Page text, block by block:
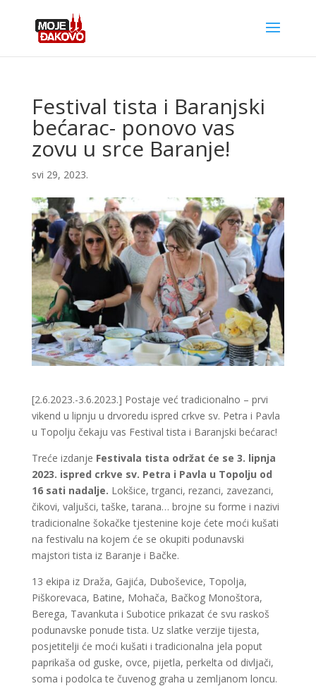
Festival tista i Baranjski
bećarac- ponovo vas
zovu u srce Baranje!
svi 29, 2023.
[2.6.2023.-3.6.2023.] Postaje već tradicionalno – prvi
vikend u lipnju u drvoredu ispred crkve sv. Petra i Pavla
u Topolju čekaju vas Festival tista i Baranjski bećarac!
Treće izdanje Festivala tista održat će se 3. lipnja
2023. ispred crkve sv. Petra i Pavla u Topolju od
16 sati nadalje. Lokšice, trganci, rezanci, zavezanci,
čikovi, valjušci, taške, tarana… brojne su forme i nazivi
tradicionalne šokačke tjestenine koje ćete moći kušati
na festivalu na kojem će se okupiti podunavski
majstori tista iz Baranje i Bačke.
13 ekipa iz Draža, Gajića, Duboševice, Topolja,
Piškorevaca, Batine, Mohača, Bačkog Monoštora,
Berega, Tavankuta i Subotice prikazat će svu raskoš
podunavske ponude tista. Uz slatke verzije tijesta,
posjetitelji će moći kušati i tradicionalna jela poput
paprikaša od guske, ovce, pijetla, perkelta od divljači,
soma i podolca te čuvenog graha u zemljanom loncu.